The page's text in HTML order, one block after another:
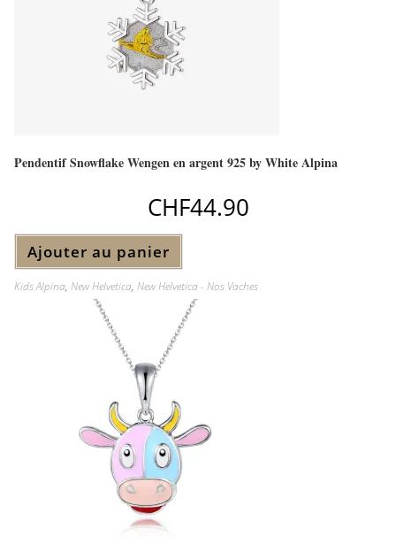
Pendentif Snowflake Wengen en argent 925 by White Alpina
CHF44.90
Ajouter au panier
Kids Alpina,New Helvetica,New Helvetica - Nos Vaches